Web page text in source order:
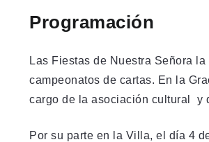
Programación
Las Fiestas de Nuestra Señora
campeonatos de cartas. En la
cargo de la asociación cultural y
Por su parte en la Villa, el día 4